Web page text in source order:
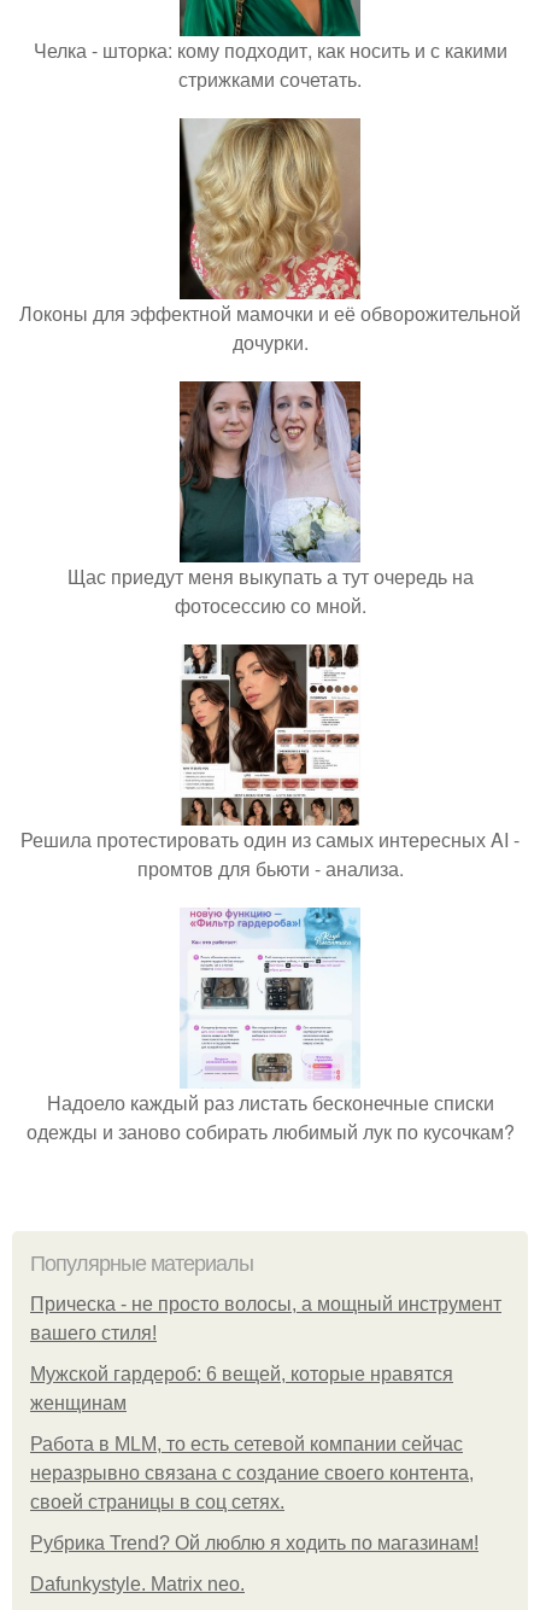
Челка - шторка: кому подходит, как носить и с какими
стрижками сочетать.
Локоны для эффектной мамочки и её обворожительной
дочурки.
Щас приедут меня выкупать а тут очередь на
фотосессию со мной.
Решила протестировать один из самых интересных AI -
промтов для бьюти - анализа.
Надоело каждый раз листать бесконечные списки
одежды и заново собирать любимый лук по кусочкам?
Популярные материалы
Прическа - не просто волосы, а мощный инструмент
вашего стиля!
Мужской гардероб: 6 вещей, которые нравятся
женщинам
Работа в MLM, то есть сетевой компании сейчас
неразрывно связана с создание своего контента,
своей страницы в соц сетях.
Рубрика Trend? Ой люблю я ходить по магазинам!
Dafunkystyle. Matrix neo.